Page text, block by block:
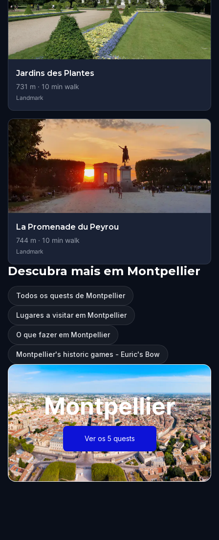
Jardins des Plantes
731 m · 10 min walk
Landmark
La Promenade du Peyrou
744 m · 10 min walk
Landmark
Descubra mais em Montpellier
Todos os quests de Montpellier
Lugares a visitar em Montpellier
O que fazer em Montpellier
Montpellier's historic games - Euric's Bow
Montpellier
Ver os 5 quests